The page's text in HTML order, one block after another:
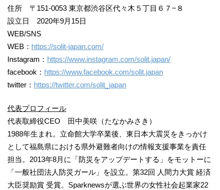
住所 〒151-0053 東京都渋谷区代々木５丁目６７−８
設立日 2020年9月15日
WEB/SNS
WEB： https://solit-japan.com/
Instagram： https://www.instagram.com/solit.japan/
facebook： https://www.facebook.com/solit.japan
twitter： https://twitter.com/solit_japan
代表プロフィール
代表取締役CEO 田中美咲（たなかみさき）
1988年生まれ。立命館大学卒業後、東日本大震災をきっかけ
として福島県における県外避難者向けの情報支援事業を責任
担当。2013年8月に「防災をアップデートする」をモットーに
「一般社団法人防災ガール」を設立。第32回 人間力大賞 経済
大臣奨励賞 受賞。Sparknewsが選ぶ世界の女性社会起業家22